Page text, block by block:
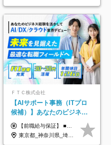
ＦＴＣ株式会社
【AIサポート事務（ITプロ
候補）】あなたのビジネス
経験をAI業界で活かす◆IT
未経験OK◆目指せるコンサ
ル
【前職給与保証】 ■未経験者： 月給30万円～35万円 ■ローキャリア（経験目安1年程度）： 月給35万円～40万円 ■経験者（経験目安3年以上）： 月給40万円～60万円 ■即戦力（経験目安5年以上）： 月給45万円～80万円 ※上記金額には固定残業代30時間分 【未経験者5万5000円～7万3000円、 ローキャリア6万4000円～7万3000円、 経験者5万8000円～10万9000円、 即戦力8万2000円～14万5000円】を含みます。 ※30時間を超える場合は追加で全額支給します。 ※経験・能力・前職給与などを総合的に評価したうえでご納得いただけるよう個別決定。 未経験者の場合、前職給与とポテンシャルを査定のうえ決定いたします。 ※日本国内でのIT業界経験、または同等の実務経験と能力に応じて決定します。 ※前職給与は日本円かつ、日本国内での実績に基づき評価します。 【納得の評価システム】 ★クォーター毎に査定する評価制度導入！ 明確な評価基準で翌年度年収を上げましょう！ ★評価対象期間に在籍中のほとんどの社員が昇給し 年収アップを実現しています！ ★様々なインセンティブ制度を用意し多角的に正当評価しています！ ※試用期間6カ月（期間中の待遇等に差異なし）
東京都_神奈川県_埼玉県_千葉県